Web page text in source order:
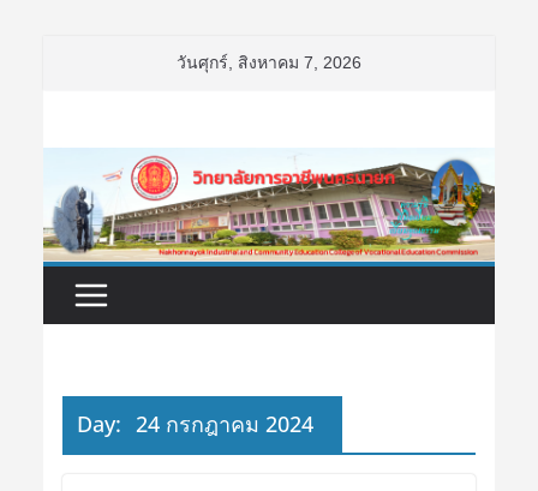
วันศุกร์, สิงหาคม 7, 2026
Day: 24 กรกฎาคม 2024